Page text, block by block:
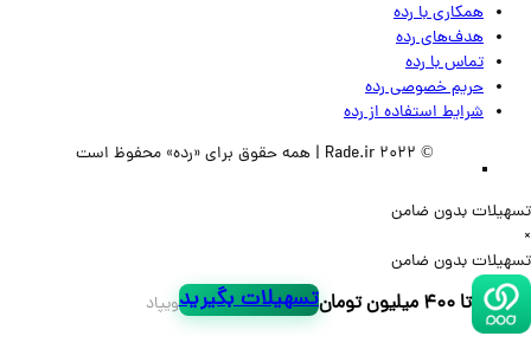
همکاری با رده
هدف‌های رده
تماس‌ با‌ رده
حریم خصوصی رده
شرایط استفاده از رده
بدون ضامن
بدون ضامن
تا ۴۰۰ میلیون تومان تسهیلات بگیریدویپاد